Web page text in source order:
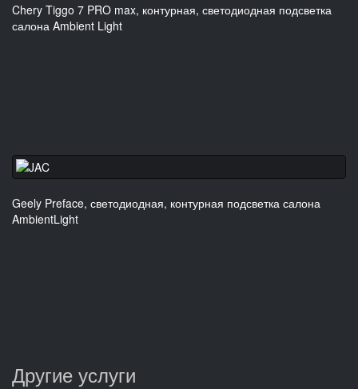
Chery Tiggo 7 PRO max, контурная, светодиодная подсветка
салона Ambient Light
Geely Preface, светодиодная, контурная подсветка салона
AmbientLight
Другие услуги